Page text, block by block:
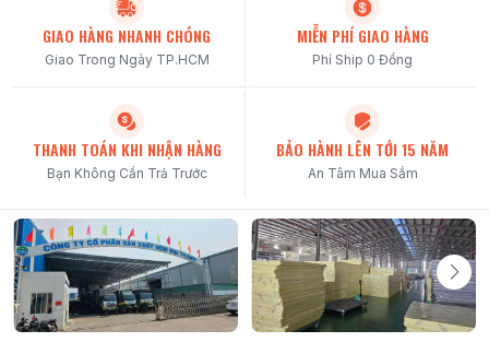
GIAO HÀNG NHANH CHÓNG
Giao Trong Ngày TP.HCM
MIỄN PHÍ GIAO HÀNG
Phí Ship 0 Đồng
THANH TOÁN KHI NHẬN HÀNG
Bạn Không Cần Trả Trước
BẢO HÀNH LÊN TỚI 15 NĂM
An Tâm Mua Sắm